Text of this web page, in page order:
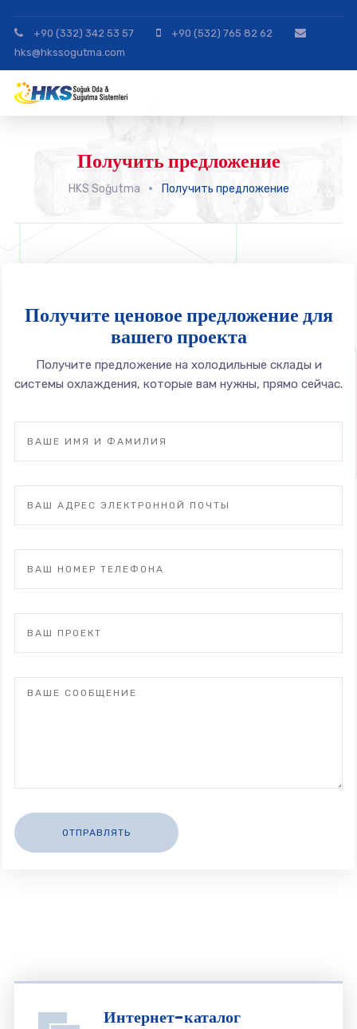
+90 (332) 342 53 57
+90 (532) 765 82 62
hks@hkssogutma.com
Получить предложение
HKS Soğutma Получить предложение
Получите ценовое предложение для
вашего проекта
Получите предложение на холодильные склады и
системы охлаждения, которые вам нужны, прямо сейчас.
Интернет-каталог